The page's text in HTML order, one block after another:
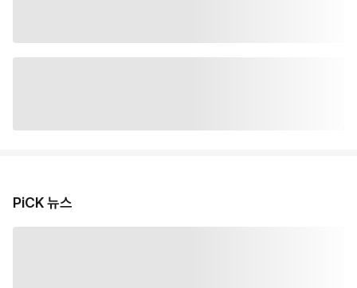
PiCK 뉴스